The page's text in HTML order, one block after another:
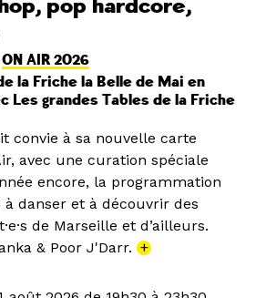
pop hardcore,
ON AIR 2026
la Friche la Belle de Mai en
Les grandes Tables de la Friche
convie à sa nouvelle carte
avec une curation spéciale
encore, la programmation
danser et à découvrir des
de Marseille et d’ailleurs.
& Poor J'Darr. +